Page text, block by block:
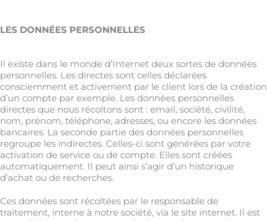
LES DONNÉES PERSONNELLES
Il existe dans le monde d’Internet deux sortes de données
personnelles. Les directes sont celles déclarées
consciemment et activement par le client lors de la création
d’un compte par exemple. Les données personnelles
directes que nous récoltons sont : email, société, civilité,
nom, prénom, téléphone, adresses, ou encore les données
bancaires. La seconde partie des données personnelles
regroupe les indirectes. Celles-ci sont générées par votre
activation de service ou de compte. Elles sont créées
automatiquement. Il peut ainsi s’agir d’un historique
d’achat ou de recherches.
Ces données sont récoltées par le responsable de
traitement, interne à notre société, via le site internet. Il est